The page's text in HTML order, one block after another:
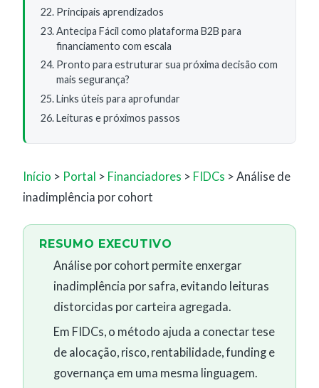
Principais aprendizados
Antecipa Fácil como plataforma B2B para
financiamento com escala
Pronto para estruturar sua próxima decisão com
mais segurança?
Links úteis para aprofundar
Leituras e próximos passos
Início > Portal > Financiadores > FIDCs > Análise de
inadimplência por cohort
RESUMO EXECUTIVO
Análise por cohort permite enxergar
inadimplência por safra, evitando leituras
distorcidas por carteira agregada.
Em FIDCs, o método ajuda a conectar tese
de alocação, risco, rentabilidade, funding e
governança em uma mesma linguagem.